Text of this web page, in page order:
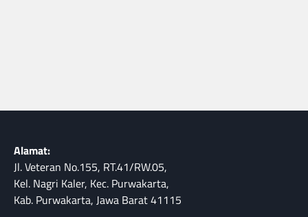
Alamat:
Jl. Veteran No.155, RT.41/RW.05,
Kel. Nagri Kaler, Kec. Purwakarta,
Kab. Purwakarta, Jawa Barat 41115